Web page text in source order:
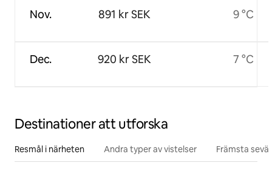
Nov.
Dec.
891 kr SEK
920 kr SEK
9 °C
7 °C
Destinationer att utforska
Resmål i närheten Andra typer av vistelser Främsta